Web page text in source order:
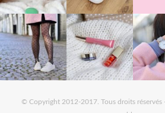
© Copyright 2012-2017. Tous droits réservés